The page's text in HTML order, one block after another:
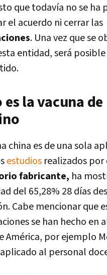
que todavía no se ha
el acuerdo ni cerrar las
. Una vez que se
entidad, será
es la vacuna de
china es de una sola
estudios realizados por
fabricante, ha
del 65,28% 28 días
Cabe mencionar que
se han hecho en
América, por ejemplo
al personal